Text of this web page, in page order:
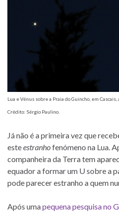
Lua e Vénus sobre a Praia do Guincho, em
Crédito: Sérgio Paulino.
Já não é a primeira vez que
esteestranhofenómeno na Lua.
companheira da Terra tem
equador a formar um U sobre a
pode parecer estranho a quem
Após umapequena pesquisa no